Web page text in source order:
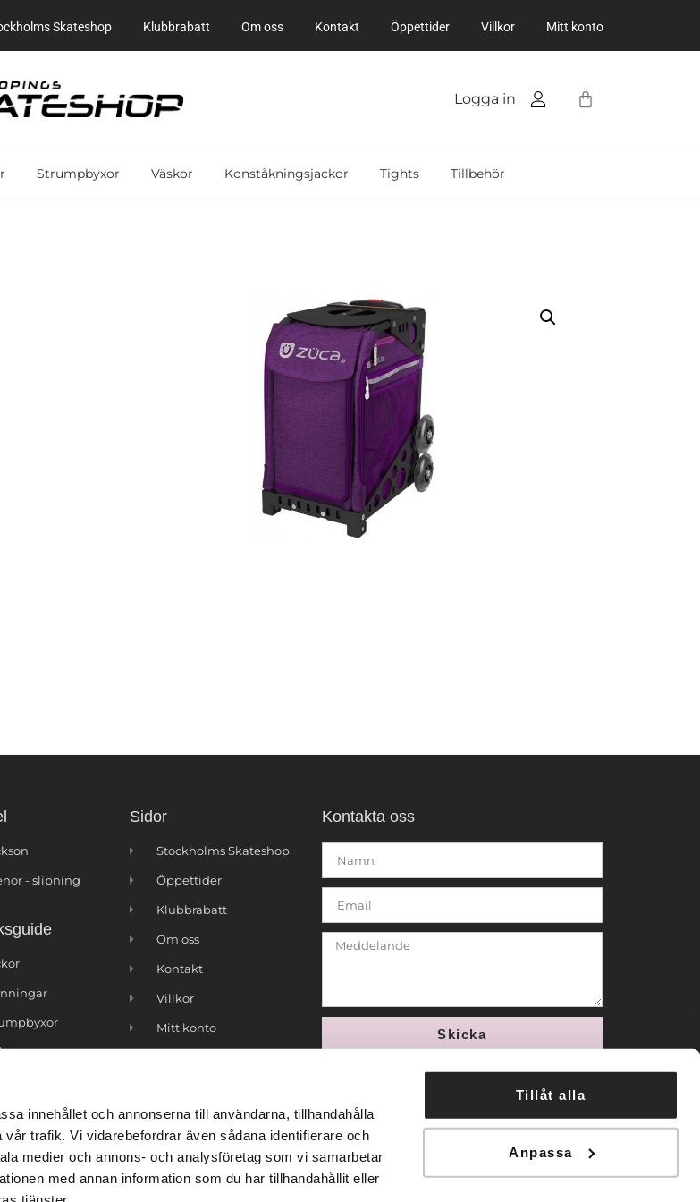
innehållet och annonserna till användarna, tillhandahålla
trafik. Vi vidarebefordrar även sådana identifierare och
medier och annons- och analysföretag som vi samarbetar
med annan information som du har tillhandahållit eller
Tillåt alla
Anpassa
Skateshop Klubbrabatt Om oss Kontakt Öppettider Villkor Mitt konto
Logga in
Strumpbyxor Väskor Konståkningsjackor Tights Tillbehör
- slipning
Sidor
Stockholms Skateshop
Öppettider
Klubbrabatt
Om oss
Kontakt
Villkor
Mitt konto
Kontakta oss
Skicka